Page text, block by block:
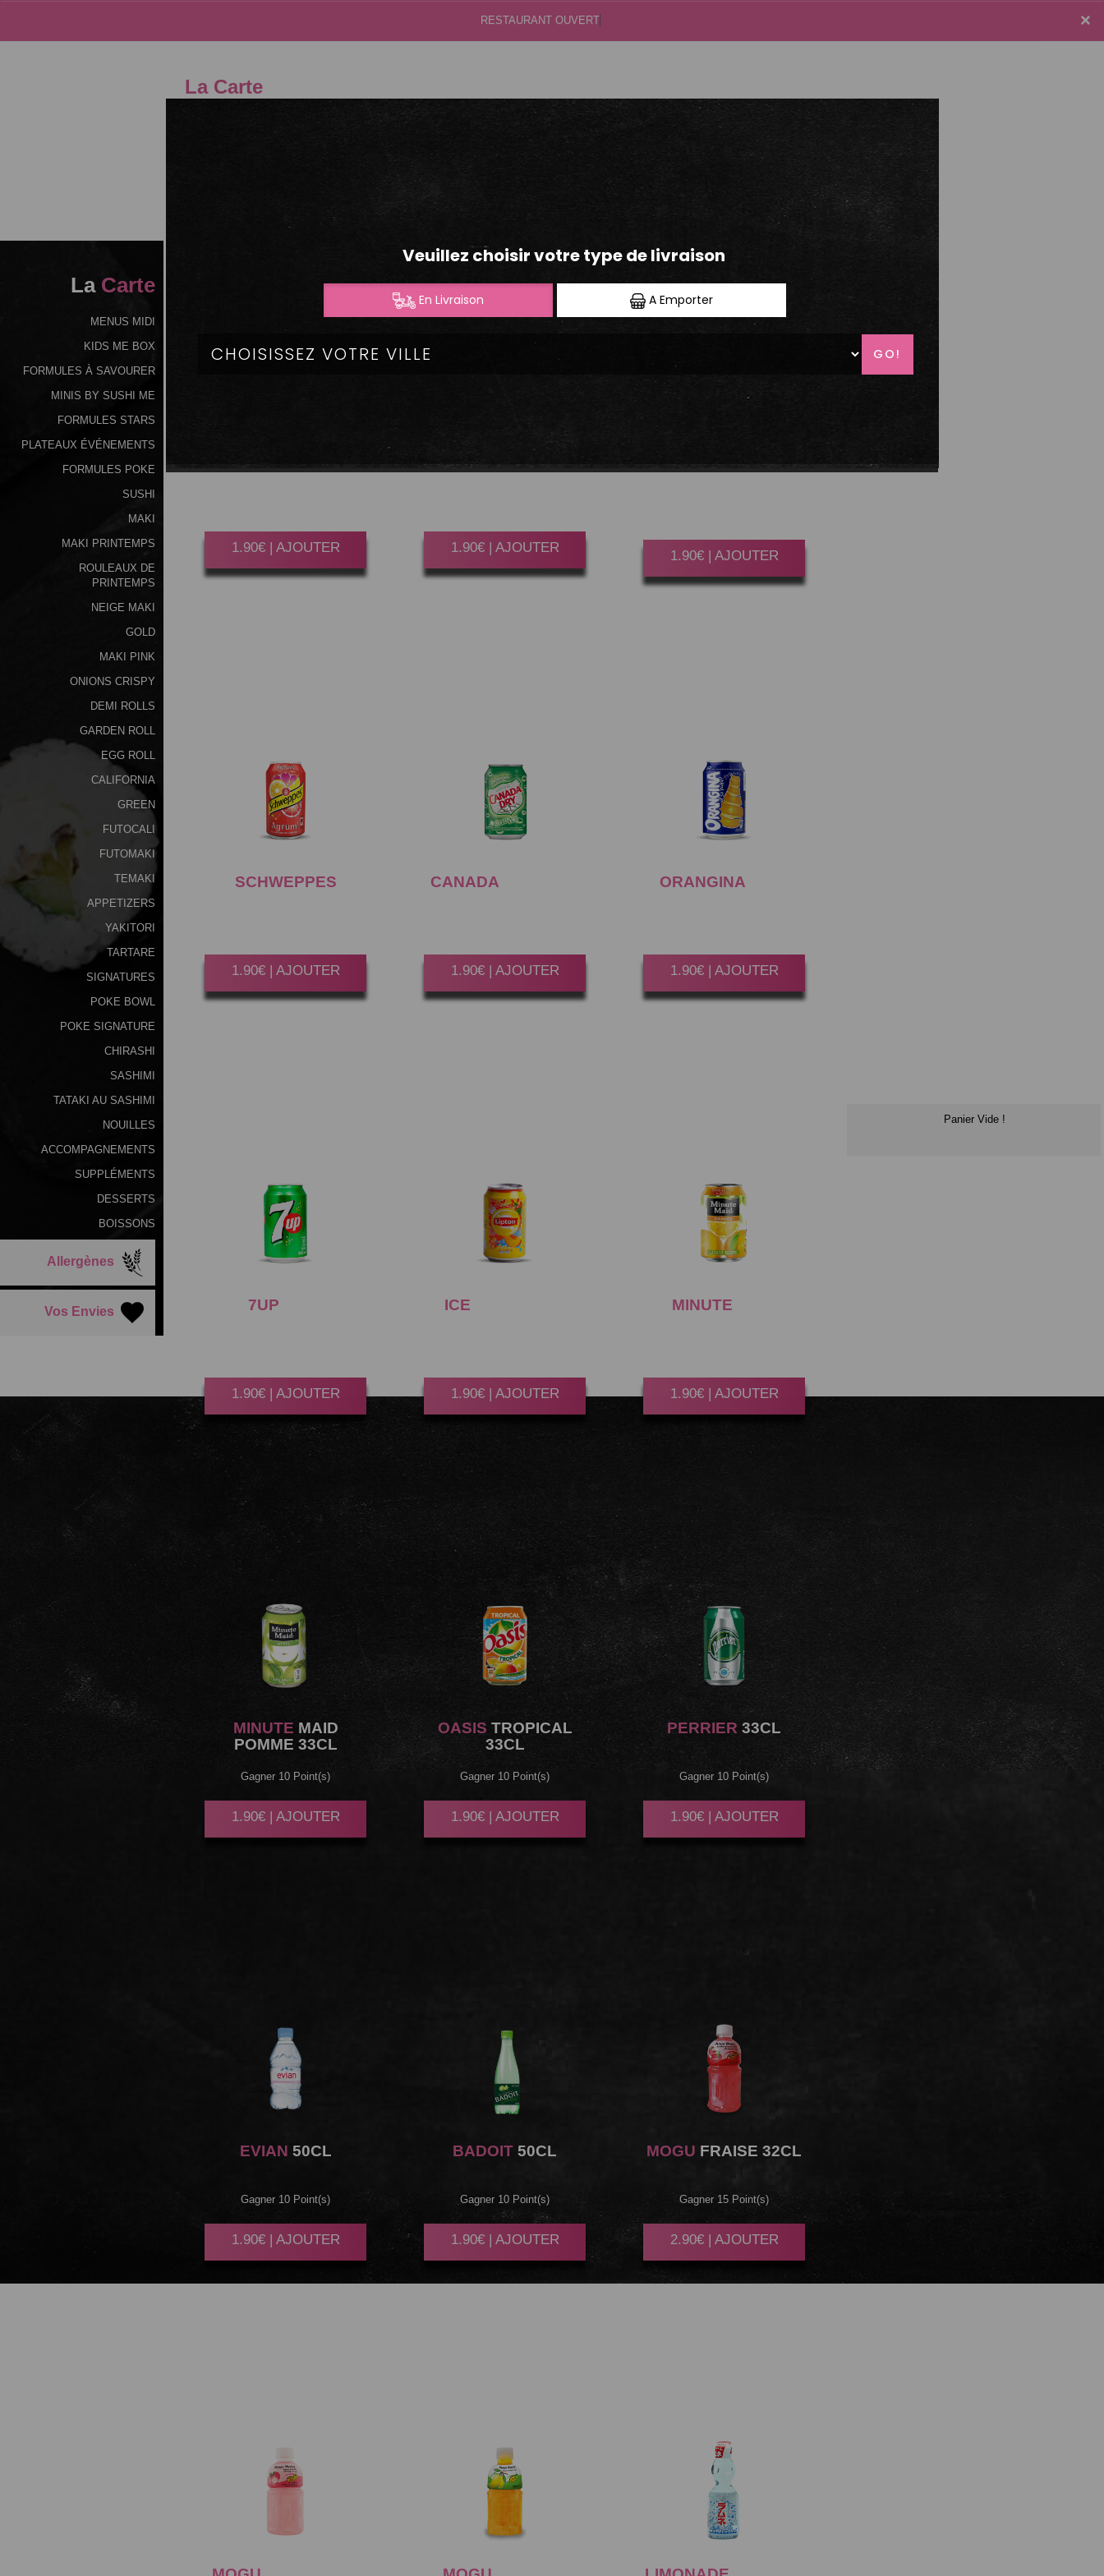
×
Vo
La Carte
×
La Carte
MENUS MIDI
KIDS ME BOX
FORMULES À SAVOURER
MINIS BY SUSHI ME
FORMULES STARS
PLATEAUX ÉVÉNEMENTS
FORMULES POKE
SUSHI
MAKI
MAKI PRINTEMPS
ROULEAUX DE
PRINTEMPS
NEIGE MAKI
GOLD
MAKI PINK
ONIONS CRISPY
DEMI ROLLS
GARDEN ROLL
EGG ROLL
CALIFORNIA
GREEN
FUTOCALI
FUTOMAKI
TEMAKI
APPETIZERS
YAKITORI
TARTARE
SIGNATURES
POKE BOWL
POKE SIGNATURE
CHIRASHI
SASHIMI
TATAKI AU SASHIMI
NOUILLES
ACCOMPAGNEMENTS
SUPPLÉMENTS
DESSERTS
BOISSONS
Allergènes
Vos Envies
BOISSONS
1.90€ | AJOUTER
CHERRY 33CL
1.90€ | AJOUTER
FRUIT DU DRAGON
1.90€ | AJOUTER
SCHWEPPES
1.90€ | AJOUTER
CANADA
1.90€ | AJOUTER
ORANGINA
1.90€ | AJOUTER
7UP
1.90€ | AJOUTER
ICE
1.90€ | AJOUTER
MINUTE
1.90€ | AJOUTER
MINUTE MAID
POMME 33CL
Gagner 10 Point(s)
1.90€ | AJOUTER
OASIS TROPICAL
33CL
Gagner 10 Point(s)
1.90€ | AJOUTER
PERRIER 33CL
Gagner 10 Point(s)
1.90€ | AJOUTER
EVIAN 50CL
Gagner 10 Point(s)
1.90€ | AJOUTER
BADOIT 50CL
Gagner 10 Point(s)
1.90€ | AJOUTER
MOGU FRAISE 32CL
Gagner 15 Point(s)
2.90€ | AJOUTER
Panier Vide !